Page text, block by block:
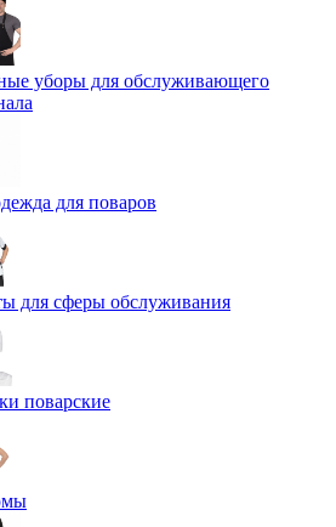
уборы для обслуживающего
для поваров
для сферы обслуживания
поварские